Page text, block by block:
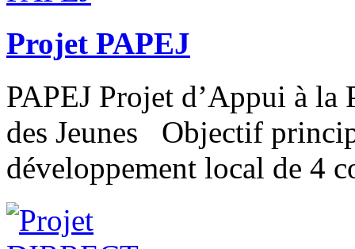
Projet PAPEJ
PAPEJ Projet d’Appui à la
des Jeunes Objectif
développement local de 4